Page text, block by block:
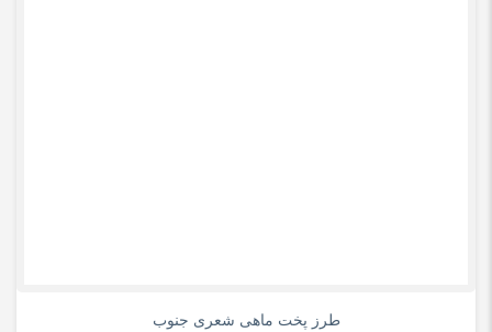
طرز پخت ماهی شعری جنوب